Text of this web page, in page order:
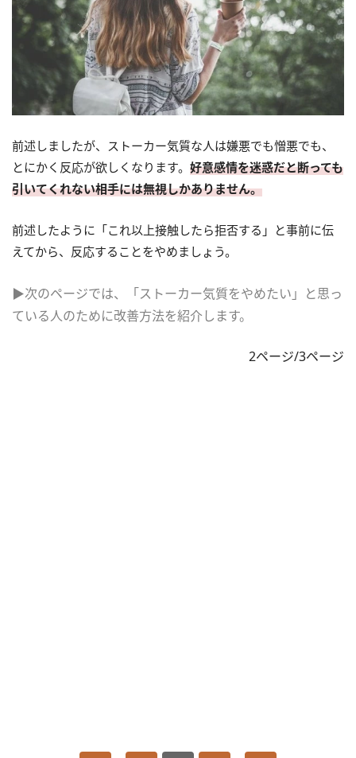
前述しましたが、ストーカー気質な人は嫌悪でも憎悪でも、
とにかく反応が欲しくなります。 好意感情を迷惑だと断っても
引いてくれない相手には無視しかありません。
前述したように「これ以上接触したら拒否する」と事前に伝
えてから、反応することをやめましょう。
▶次のページでは、「ストーカー気質をやめたい」と思っ
ている人のために改善方法を紹介します。
2ページ/3ページ